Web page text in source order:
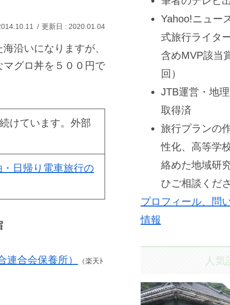
2020.01.04
沿いになりますが、
グロ丼を５００円で
けています。外部
日帰り電車旅行の
合会保養所） （楽天ﾄ
Yahoo!ニュー
式旅行ライタ
含めMVP該当
回）
JTB運営・地
取得済
旅行プランの
性化、高等学
絡めた地域研
ひご相談くださ
プロフィール、問
情報
人気